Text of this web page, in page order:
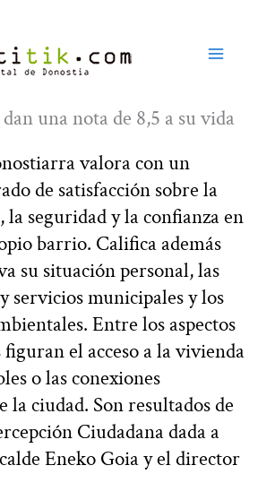
una nota de 8,5 a su vida
valora con un
de satisfacción sobre la
la seguridad y la confianza en
barrio. Califica además
su situación personal, las
servicios municipales y los
Entre los aspectos
el acceso a la vivienda
o las conexiones
la ciudad. Son resultados de
Ciudadana dada a
Eneko Goia y el director